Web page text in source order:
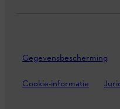
Gegevensbescherming
Cookie-informatie